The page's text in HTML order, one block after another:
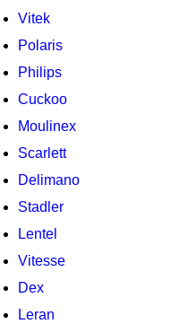
Vitek
Polaris
Philips
Cuckoo
Moulinex
Scarlett
Delimano
Stadler
Lentel
Vitesse
Dex
Leran